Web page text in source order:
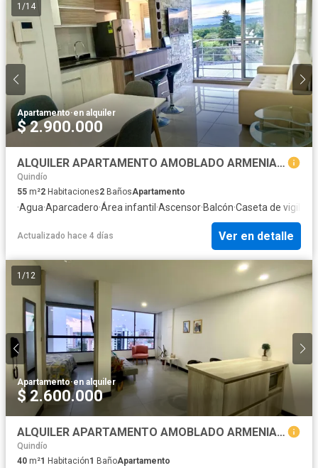
1 /14
Apartamento·en alquiler
$ 2.900.000
ALQUILER APARTAMENTO AMOBLADO ARMENIA CERCA AL CENTRO CONVENCIONES
Quindío
55 m²2 Habitaciones2 BañosApartamento
·Agua·Aparcadero·Área infantil·Ascensor·Balcón·Caseta de
Actualizado hace 4 días Ver en detalle
1 /12
Apartamento·en alquiler
$ 2.600.000
ALQUILER APARTAMENTO AMOBLADO ARMENIA CON EXCLUSIVA UBICACION
Quindío
40 m²1 Habitación1 BañoApartamento